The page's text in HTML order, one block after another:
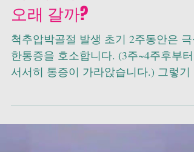
척추압박골절 통증 얼마나
오래 갈까?
척추압박골절 발생 초기 2주동안은 극
한통증을 호소합니다. (3주~4주후부터
문에 척추압박골절 초기 2~3주는 절대
으로 침상안정입니다. 병원에 입원하게